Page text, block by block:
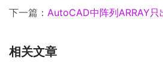
下一篇： AutoCAD中阵列ARRAY只出
相关文章